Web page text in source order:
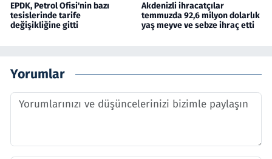
EPDK, Petrol Ofisi'nin bazı
tesislerinde tarife
değişikliğine gitti
Akdenizli ihracatçılar
temmuzda 92,6 milyon dolarlık
yaş meyve ve sebze ihraç etti
Yorumlar